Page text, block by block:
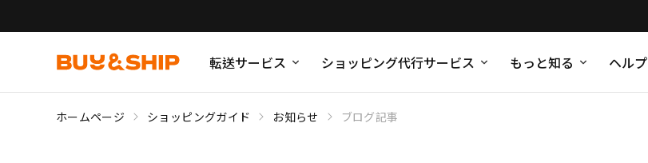
転送サービス ショッピング代行サービス もっと知る ヘルプ
ホームページ ショッピングガイド お知らせ ブログ記事